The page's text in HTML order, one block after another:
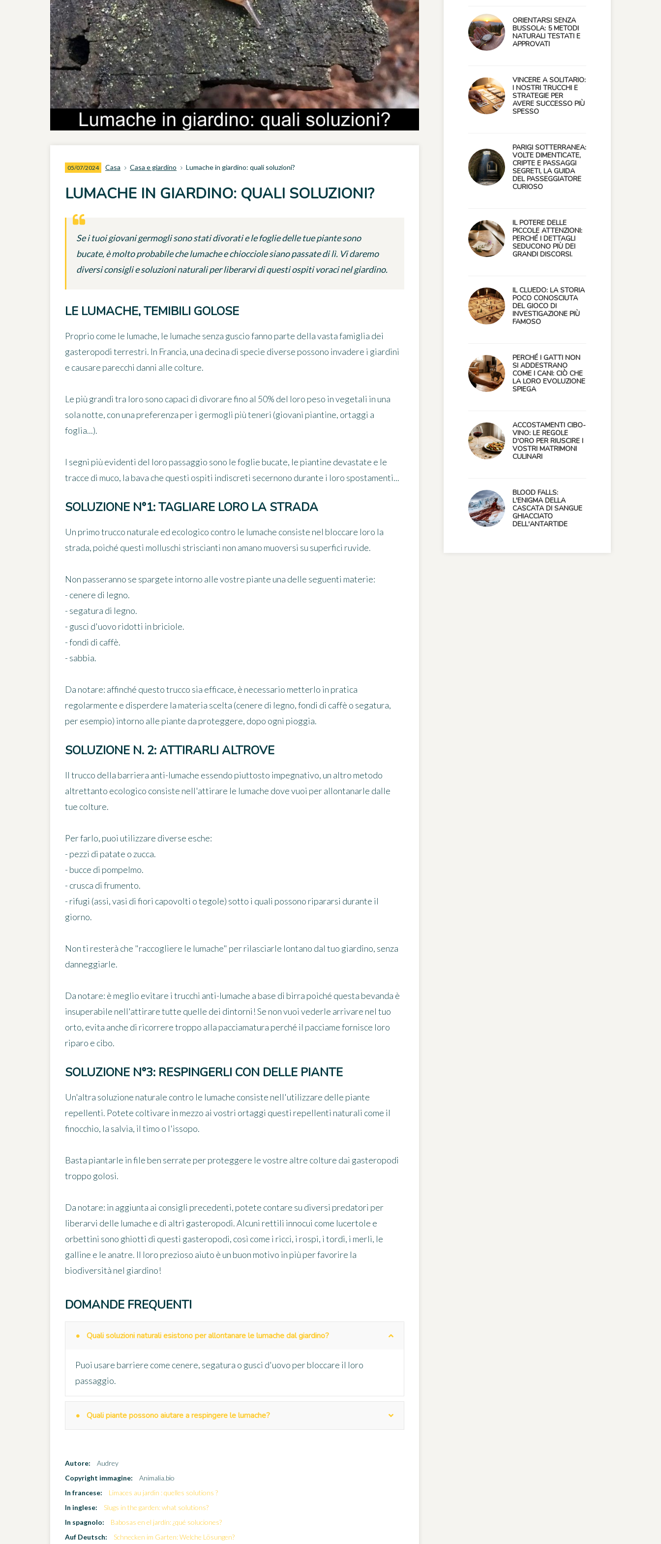
05/07/2024 Casa Casa e giardino Lumache in giardino: quali soluzioni?
LUMACHE IN GIARDINO: QUALI SOLUZIONI?
Se i tuoi giovani germogli sono stati divorati e le foglie delle tue piante sono
bucate, è molto probabile che lumache e chiocciole siano passate di lì. Vi daremo
diversi consigli e soluzioni naturali per liberarvi di questi ospiti voraci nel giardino.
LE LUMACHE, TEMIBILI GOLOSE
Proprio come le lumache, le lumache senza gusciofanno parte della vasta famiglia dei
gasteropodi terrestri. In Francia, una decina di specie diverse possono invadere i giardini
e causare parecchi danni alle colture.
Le più grandi tra loro sono capaci di divorare fino al 50% del loro peso in vegetali in una
sola notte, con una preferenza per i germogli più teneri (giovani piantine, ortaggi a
foglia...).
I segni più evidenti del loro passaggio sono le foglie bucate, le piantine devastate e le
tracce di muco, la bava che questi ospiti indiscreti secernono durante i loro spostamenti...
SOLUZIONE N°1: TAGLIARE LORO LA STRADA
Un primotrucco naturale ed ecologico contro le lumache consiste nel bloccare loro la
strada, poiché questi molluschi striscianti non amano muoversi su superfici ruvide.
Non passeranno se spargete intorno alle vostre piante una delle seguenti materie:
- cenere di legno.
- segatura di legno.
- gusci d'uovo ridotti in briciole.
- fondi di caffè.
- sabbia.
Da notare: affinché questo trucco sia efficace, è necessario metterlo in pratica
regolarmente e disperdere la materia scelta (cenere di legno, fondi di caffè o segatura,
per esempio) intorno alle piante da proteggere, dopo ogni pioggia.
SOLUZIONE N. 2: ATTIRARLI ALTROVE
Il trucco della barriera anti-lumache essendo piuttosto impegnativo, un altro metodo
altrettanto ecologico consiste nell'attirare le lumache dove vuoi per allontanarle dalle
tue colture.
Per farlo, puoi utilizzare diverse esche:
- pezzi di patate o zucca.
- bucce di pompelmo.
- crusca di frumento.
- rifugi (assi, vasi di fiori capovolti o tegole) sotto i quali possono ripararsi durante il
giorno.
Non ti resterà che "raccogliere le lumache" per rilasciarle lontano dal tuo giardino, senza
danneggiarle.
Da notare: è meglio evitare i trucchi anti-lumache a base di birra poiché questa bevanda è
insuperabile nell'attirare tutte quelle dei dintorni! Se non vuoi vederle arrivare nel tuo
orto, evita anche di ricorrere troppo alla pacciamatura perché il pacciame fornisce loro
riparo e cibo.
SOLUZIONE N°3: RESPINGERLI CON DELLE PIANTE
Un'altra soluzione naturale contro le lumache consiste nell'utilizzare delle piante
repellenti. Potete coltivare in mezzo ai vostri ortaggi questi repellenti naturali come il
finocchio, la salvia, il timo o l'issopo.
Basta piantarle in file ben serrate per proteggere le vostre altre colture dai gasteropodi
troppo golosi.
Da notare: in aggiunta ai consigli precedenti, potete contare su diversi predatori per
liberarvi delle lumache e di altri gasteropodi. Alcuni rettili innocui come lucertole e
orbettini sono ghiotti di questi gasteropodi, così come i ricci, i rospi, i tordi, i merli, le
galline e le anatre. Il loro prezioso aiuto è un buon motivo in più per favorire la
biodiversità nel giardino!
DOMANDE FREQUENTI
Quali soluzioni naturali esistono per allontanare le lumache dal giardino?
Puoi usare barriere come cenere, segatura o gusci d'uovo per bloccare il loro
passaggio.
Quali piante possono aiutare a respingere le lumache?
Autore:
Audrey
Copyright immagine:
Animalia.bio
In francese:
Limaces au jardin : quelles solutions ?
In inglese:
Slugs in the garden: what solutions?
In spagnolo:
Babosas en el jardín: ¿qué soluciones?
Auf Deutsch:
Schnecken im Garten: Welche Lösungen?
ORIENTARSI SENZA
BUSSOLA: 5 METODI
NATURALI TESTATI E
APPROVATI
VINCERE A SOLITARIO:
I NOSTRI TRUCCHI E
STRATEGIE PER
AVERE SUCCESSO PIÙ
SPESSO
PARIGI SOTTERRANEA:
VOLTE DIMENTICATE,
CRIPTE E PASSAGGI
SEGRETI, LA GUIDA
DEL PASSEGGIATORE
CURIOSO
IL POTERE DELLE
PICCOLE ATTENZIONI:
PERCHÉ I DETTAGLI
SEDUCONO PIÙ DEI
GRANDI DISCORSI.
IL CLUEDO: LA STORIA
POCO CONOSCIUTA
DEL GIOCO DI
INVESTIGAZIONE PIÙ
FAMOSO
PERCHÉ I GATTI NON
SI ADDESTRANO
COME I CANI: CIÒ CHE
LA LORO EVOLUZIONE
SPIEGA
ACCOSTAMENTI CIBO-
VINO: LE REGOLE
D'ORO PER RIUSCIRE I
VOSTRI MATRIMONI
CULINARI
BLOOD FALLS:
L'ENIGMA DELLA
CASCATA DI SANGUE
GHIACCIATO
DELL'ANTARTIDE